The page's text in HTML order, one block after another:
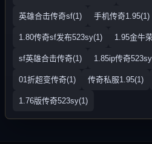
英雄合击传奇sf(1) 手机传奇1.95(1)
1.80传奇sf发布523sy(1) 1.95金牛
sf英雄合击传奇(1) 1.85ip传奇
01折超变传奇(1) 传奇私服1.95(1)
1.76版传奇523sy(1)